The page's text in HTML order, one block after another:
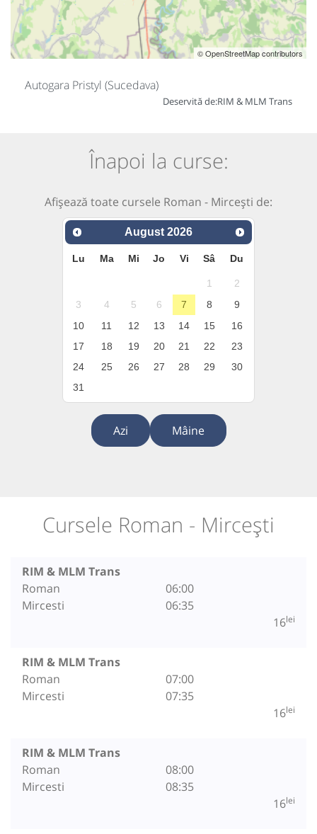
© OpenStreetMap contributors
Autogara Pristyl (Sucedava)
Deservită de:RIM & MLM Trans
Înapoi la curse:
Afișează toate cursele Roman - Mircești de:
August 2026
Lu Ma Mi Jo Vi Sâ Du
1
2
3
4 5 6 7 8
9
10
11 12 13 14 15
16
17
18 19 20 21 22
23
24
25 26 27 28 29
30
31
Azi Mâine
Cursele Roman - Mircești
RIM & MLM Trans
Roman
Mircesti
06:00
06:35
16lei
RIM & MLM Trans
Roman
Mircesti
07:00
07:35
16lei
RIM & MLM Trans
Roman
Mircesti
08:00
08:35
16lei